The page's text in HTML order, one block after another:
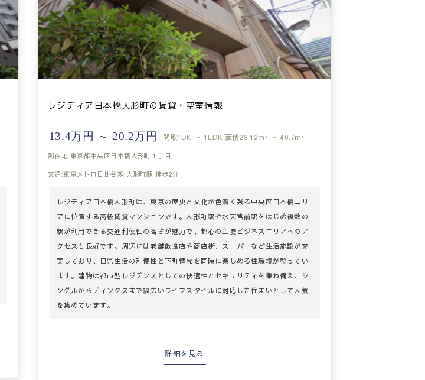
レジディア日本橋人形町の賃貸・空室情報
13.4万円 ～ 20.2万円 間取1DK ～ 1LDK 面積29.12m² ～ 40.7m²
所在地:東京都中央区日本橋人形町１丁目
交通:東京メトロ日比谷線 人形町駅 徒歩2分
レジディア日本橋人形町は、東京の歴史と文化が色濃く残る中央区日本橋エリ
アに位置する高級賃貸マンションです。人形町駅や水天宮前駅をはじめ複数の
駅が利用できる交通利便性の高さが魅力で、都心の主要ビジネスエリアへのア
クセスも良好です。周辺には老舗飲食店や商店街、スーパーなど生活施設が充
実しており、日常生活の利便性と下町情緒を同時に楽しめる住環境が整ってい
ます。建物は都市型レジデンスとしての快適性とセキュリティを兼ね備え、シ
ングルからディンクスまで幅広いライフスタイルに対応した住まいとして人気
を集めています。
詳細を見る